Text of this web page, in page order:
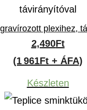
plexihez,
2,490Ft
(1 961Ft + ÁFA)
Készleten